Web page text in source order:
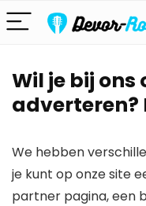
Wil je bij ons
adverteren?
We hebben
je kunt op onze site
partner pagina, een